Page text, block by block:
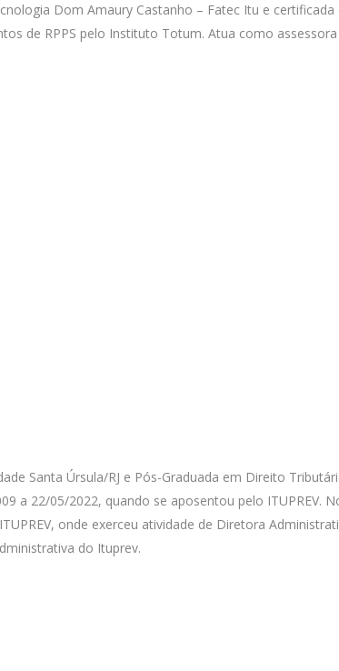
Dom Amaury Castanho – Fatec Itu e certificada
de RPPS pelo Instituto Totum. Atua como
Santa Úrsula/RJ e Pós-Graduada em Direito
a 22/05/2022, quando se aposentou pelo ITUPREV.
onde exerceu atividade de Diretora
do Ituprev.